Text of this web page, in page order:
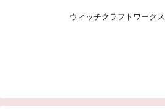
ウィッチクラフトワークス